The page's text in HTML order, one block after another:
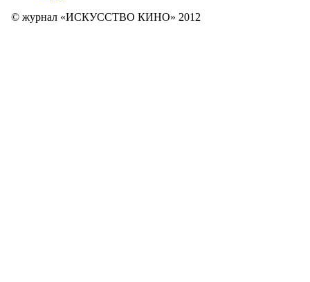
© журнал «ИСКУССТВО КИНО» 2012